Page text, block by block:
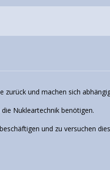
zurück und machen sich
Nukleartechnik benötigen.
und zu versuchen